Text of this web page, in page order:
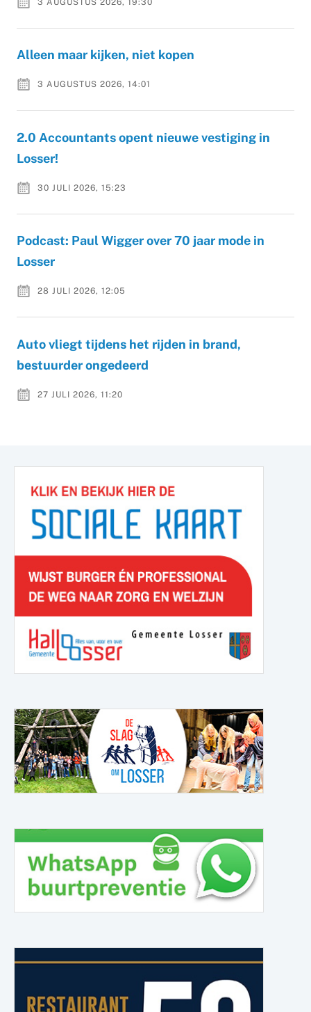
Alleen maar kijken, niet kopen
3 AUGUSTUS 2026, 14:01
2.0 Accountants opent nieuwe vestiging in
Losser!
30 JULI 2026, 15:23
Podcast: Paul Wigger over 70 jaar mode in
Losser
28 JULI 2026, 12:05
Auto vliegt tijdens het rijden in brand,
bestuurder ongedeerd
27 JULI 2026, 11:20